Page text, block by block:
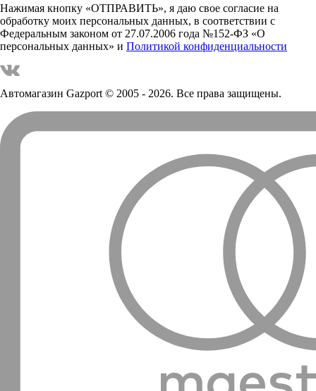
Нажимая кнопку «ОТПРАВИТЬ», я даю свое согласие на
обработку моих персональных данных, в соответствии с
Федеральным законом от 27.07.2006 года №152-ФЗ «О
персональных данных» и Политикой конфиденциальности
Автомагазин Gazport© 2005 - 2026. Все права защищены.